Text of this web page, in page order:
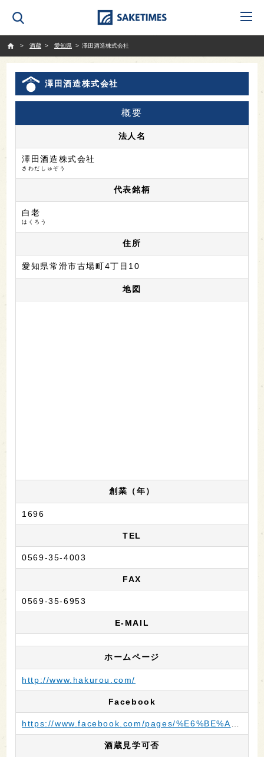
酒蔵
愛知県 澤田酒造株式会社
澤田酒造株式会社
概要
法人名
澤田酒造株式会社
さわだしゅぞう
代表銘柄
白老
はくろう
住所
愛知県常滑市古場町4丁目10
地図
創業（年）
1696
TEL
0569-35-4003
FAX
0569-35-6953
E-MAIL
ホームページ
http://www.hakurou.com/
Facebook
酒蔵見学可否